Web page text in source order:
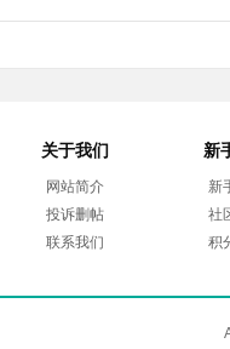
关于我们
网站简介
投诉删帖
联系我们
新
新
社
积